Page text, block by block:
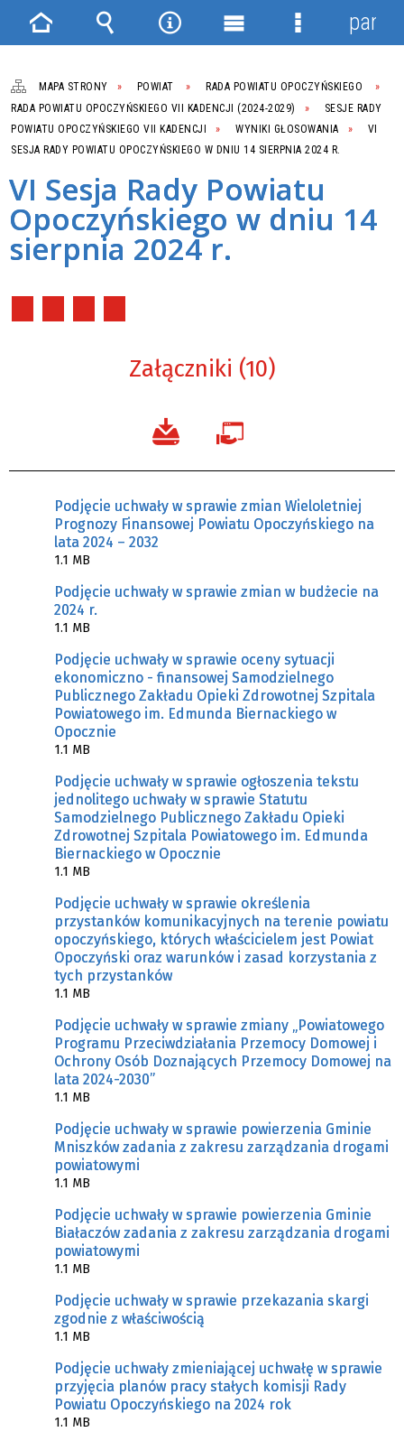
MAPA STRONY POWIAT
RADA POWIATU OPOCZYŃSKIEGO
RADA POWIATU OPOCZYŃSKIEGO VII KADENCJI (2024-2029)
SESJE RADY
POWIATU OPOCZYŃSKIEGO VII KADENCJI
WYNIKI GŁOSOWANIA
VI
SESJA RADY POWIATU OPOCZYŃSKIEGO W DNIU 14 SIERPNIA 2024 R.
VI Sesja Rady Powiatu
Opoczyńskiego w dniu 14
sierpnia 2024 r.
Załączniki (10)
Podjęcie uchwały w sprawie zmian Wieloletniej
Prognozy Finansowej Powiatu Opoczyńskiego na
lata 2024 – 2032
1.1 MB
Podjęcie uchwały w sprawie zmian w budżecie na
2024 r.
1.1 MB
Podjęcie uchwały w sprawie oceny sytuacji
ekonomiczno - finansowej Samodzielnego
Publicznego Zakładu Opieki Zdrowotnej Szpitala
Powiatowego im. Edmunda Biernackiego w
Opocznie
1.1 MB
Podjęcie uchwały w sprawie ogłoszenia tekstu
jednolitego uchwały w sprawie Statutu
Samodzielnego Publicznego Zakładu Opieki
Zdrowotnej Szpitala Powiatowego im. Edmunda
Biernackiego w Opocznie
1.1 MB
Podjęcie uchwały w sprawie określenia
przystanków komunikacyjnych na terenie powiatu
opoczyńskiego, których właścicielem jest Powiat
Opoczyński oraz warunków i zasad korzystania z
tych przystanków
1.1 MB
Podjęcie uchwały w sprawie zmiany „Powiatowego
Programu Przeciwdziałania Przemocy Domowej i
Ochrony Osób Doznających Przemocy Domowej na
lata 2024-2030”
1.1 MB
Podjęcie uchwały w sprawie powierzenia Gminie
Mniszków zadania z zakresu zarządzania drogami
powiatowymi
1.1 MB
Podjęcie uchwały w sprawie powierzenia Gminie
Białaczów zadania z zakresu zarządzania drogami
powiatowymi
1.1 MB
Podjęcie uchwały w sprawie przekazania skargi
zgodnie z właściwością
1.1 MB
Podjęcie uchwały zmieniającej uchwałę w sprawie
przyjęcia planów pracy stałych komisji Rady
Powiatu Opoczyńskiego na 2024 rok
1.1 MB
Strona
główna
Wyszukiwarka
NarzędziaMenu
główne
Menu
szczegółowe
panel